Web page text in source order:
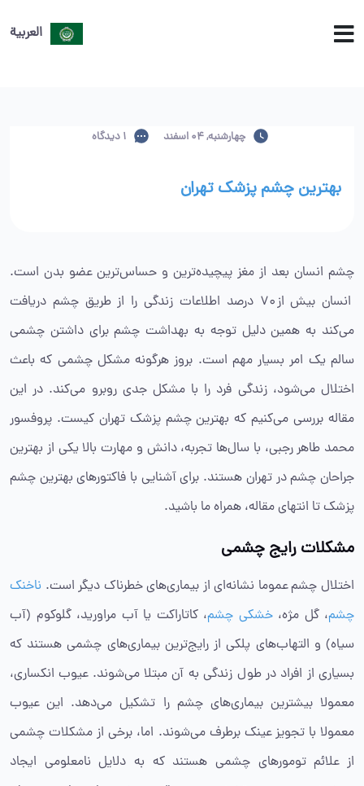
العربية
چهارشنبه, 04 اسفند 1 دیدگاه
بهترین چشم پزشک تهران
چشم انسان بعد از مغز پیچیده‌ترین و حساس‌ترین عضو بدن است.
انسان بیش از ۷۰ درصد اطلاعات زندگی را از طریق چشم دریافت
می‌کند به همین دلیل توجه به بهداشت چشم برای داشتن چشمی
سالم یک امر بسیار مهم است. بروز هرگونه مشکل چشمی که باعث
اختلال می‌شود، زندگی فرد را با مشکل جدی روبرو می‌کند. در این
مقاله بررسی می‌کنیم که بهترین چشم پزشک تهران کیست. پروفسور
محمد طاهر رجبی، با سال‌ها تجربه، دانش و مهارت بالا یکی از بهترین
جراحان چشم در تهران هستند. برای آشنایی با فاکتورهای بهترین چشم
پزشک تا انتهای مقاله، همراه ما باشید.
مشکلات رایج چشمی
اختلال چشم عموما نشانه‌ای از بیماری‌های خطرناک دیگر است. ناخنک
چشم، گل مژه،خشکی چشم، کاتاراکت یا آب مراورید، گلوکوم (آب
سیاه) و التهاب‌های پلکی از رایج‌ترین بیماری‌های چشمی هستند که
بسیاری از افراد در طول زندگی به آن مبتلا می‌شوند. عیوب انکساری،
معمولا بیشترین بیماری‌های چشم را تشکیل می‌دهد. این عیوب
معمولا با تجویز عینک برطرف می‌شوند. اما، برخی از مشکلات چشمی
از علائم تومورهای چشمی هستند که به دلایل نامعلومی ایجاد